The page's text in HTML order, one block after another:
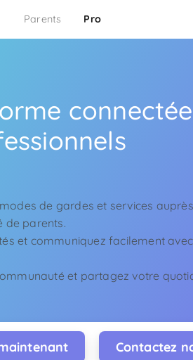
Parents Pro
connectée
de gardes et services auprès
de parents.
et communiquez facilement
et partagez votre
Contactez